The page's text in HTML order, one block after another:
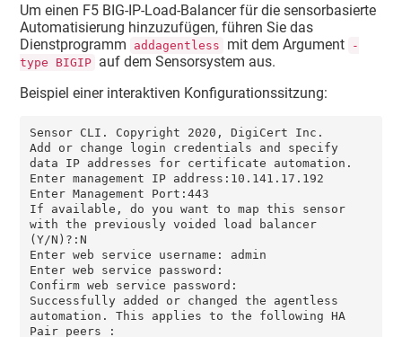
Um einen F5 BIG-IP-Load-Balancer für die sensorbasierte
Automatisierung hinzuzufügen, führen Sie das
Dienstprogramm
addagentless mit dem Argument
-
type BIGIP auf dem Sensorsystem aus.
Beispiel einer interaktiven Konfigurationssitzung:
Sensor CLI. Copyright 2020, DigiCert Inc.
Add or change login credentials and specify
data IP addresses for certificate automation.
Enter management IP address:10.141.17.192
Enter Management Port:443
If available, do you want to map this sensor
with the previously voided load balancer
(Y/N)?:N
Enter web service username: admin
Enter web service password:
Confirm web service password:
Successfully added or changed the agentless
automation. This applies to the following HA
Pair peers :